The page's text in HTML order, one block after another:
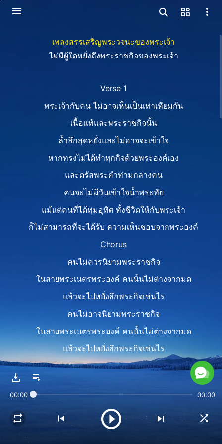
เพลงสรรเสริญพระวจนะของพระเจ้า
ไม่มีผู้ใดหยั่งถึงพระราชกิจของพระเจ้า
Verse 1
พระเจ้ากับคน ไม่อาจเห็นเป็นเท่าเทียมกัน
เนื้อแท้และพระราชกิจนั้น
ล้ำลึกสุดหยั่งและไม่อาจจะเข้าใจ
หากทรงไม่ได้ทำทุกกิจด้วยพระองค์เอง
และตรัสพระคำท่ามกลางคน
คนจะไม่มีวันเข้าใจน้ำพระทัย
แม้แต่คนที่ได้ทุ่มอุทิศ ทั้งชีวิตให้กับพระเจ้า
ก็ไม่สามารถที่จะได้รับ ความเห็นชอบจากพระองค์
Chorus
คนไม่ควรนิยามพระราชกิจ
ในสายพระเนตรพระองค์ คนนั้นไม่ต่างจากมด
แล้วจะไปหยั่งลึกพระกิจเช่นไร
คนไม่อาจนิยามพระราชกิจ
ในสายพระเนตรพระองค์ คนนั้นไม่ต่างจากมด
แล้วจะไปหยั่งลึกพระกิจเช่นไร
Verse 2
ย่อมจะเหนือไปกว่าความคิดคน
00:00 00:00